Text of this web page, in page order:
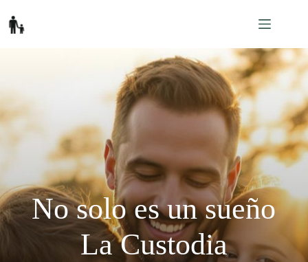
contenido
No solo es un sueño
La Custodia